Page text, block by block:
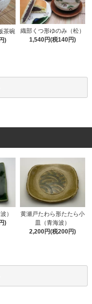
茶碗
)
織部くつ形ゆのみ（松）
1,540円(税140円)
）
)
黄瀬戸たわら形たたら小
皿（青海波）
2,200円(税200円)